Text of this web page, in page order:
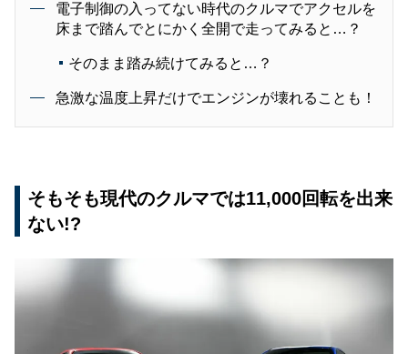
電子制御の入ってない時代のクルマでアクセルを
床まで踏んでとにかく全開で走ってみると…？
そのまま踏み続けてみると…？
急激な温度上昇だけでエンジンが壊れることも！
そもそも現代のクルマでは11,000回転を出来
ない!?